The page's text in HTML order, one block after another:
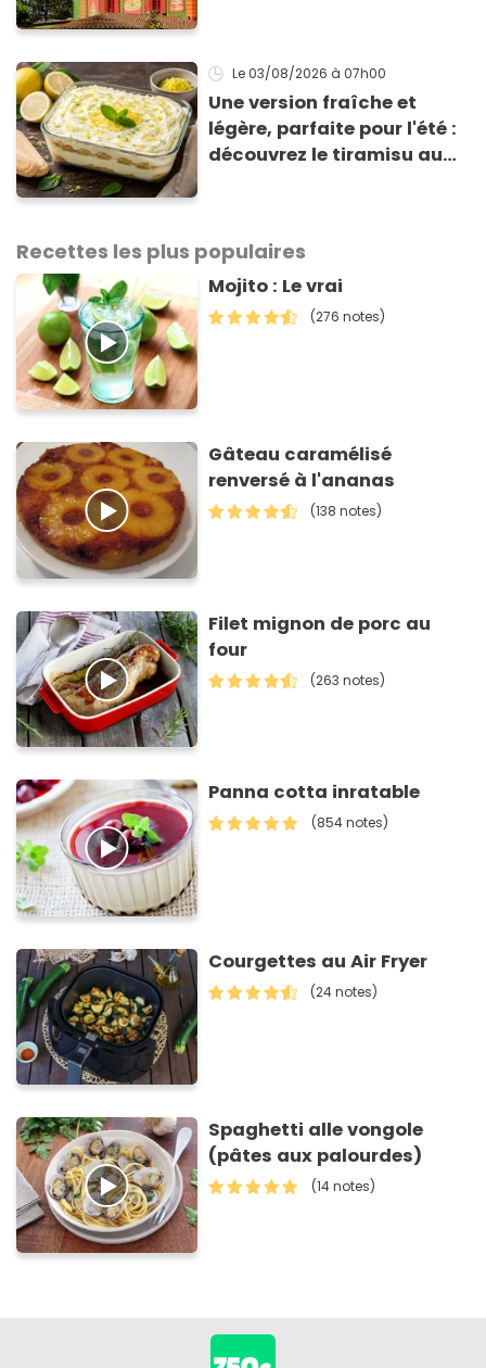
Le 03/08/2026 à 07h00
Une version fraîche et
légère, parfaite pour l'été :
découvrez le tiramisu au
Recettes les plus populaires
Mojito : Le vrai
(276 notes)
Gâteau caramélisé
renversé à l'ananas
(138 notes)
Filet mignon de porc au
four
(263 notes)
Panna cotta inratable
(854 notes)
Courgettes au Air Fryer
(24 notes)
Spaghetti alle vongole
(pâtes aux palourdes)
(14 notes)